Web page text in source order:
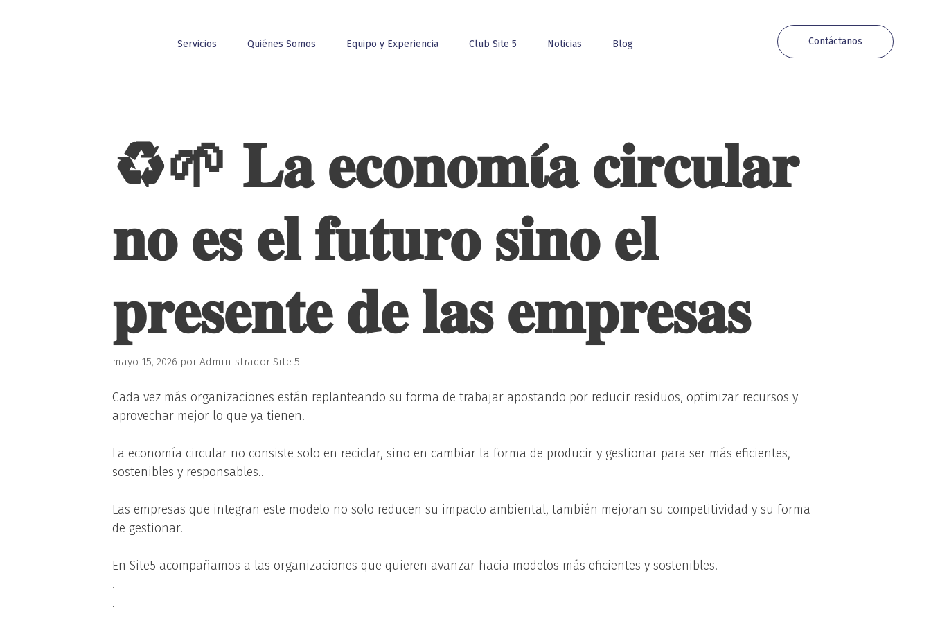
Servicios Quiénes Somos Equipo y Experiencia Club Site 5 Noticias Blog Contáctanos
♻️🌱 𝐋𝐚 𝐞𝐜𝐨𝐧𝐨𝐦𝛊́𝐚 𝐜𝐢𝐫𝐜𝐮𝐥𝐚𝐫
𝐧𝐨 𝐞𝐬 𝐞𝐥 𝐟𝐮𝐭𝐮𝐫𝐨 𝐬𝐢𝐧𝐨 𝐞𝐥
𝐩𝐫𝐞𝐬𝐞𝐧𝐭𝐞 𝐝𝐞 𝐥𝐚𝐬 𝐞𝐦𝐩𝐫𝐞𝐬𝐚𝐬
mayo 15, 2026 por Administrador Site 5
Cada vez más organizaciones están replanteando su forma de trabajar apostando por reducir residuos, optimizar recursos y
aprovechar mejor lo que ya tienen.
La economía circular no consiste solo en reciclar, sino en cambiar la forma de producir y gestionar para ser más eficientes,
sostenibles y responsables..
Las empresas que integran este modelo no solo reducen su impacto ambiental, también mejoran su competitividad y su forma
de gestionar.
En Site5 acompañamos a las organizaciones que quieren avanzar hacia modelos más eficientes y sostenibles.
.
.